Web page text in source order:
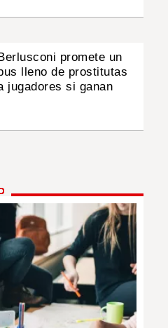
promete un
lleno de prostitutas
jugadores si ganan